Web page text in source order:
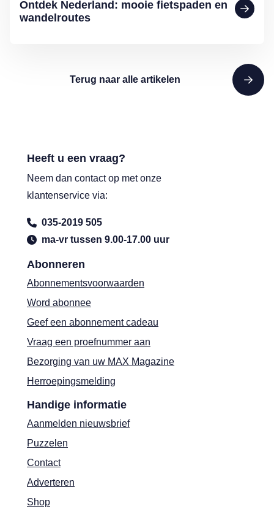
Ontdek Nederland: mooie fietspaden en
wandelroutes
Terug naar alle artikelen
Abonneren
Abonnementsvoorwaarden
Word abonnee
Geef een abonnement cadeau
Vraag een proefnummer aan
Bezorging van uw MAX Magazine
Herroepingsmelding
Handige informatie
Aanmelden nieuwsbrief
Puzzelen
Contact
Adverteren
Shop
Heeft u een vraag?
Neem dan contact op met onze
klantenservice via:
035-2019 505
ma-vr tussen 9.00-17.00 uur